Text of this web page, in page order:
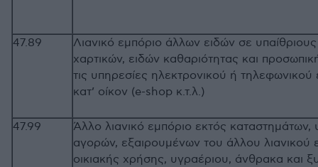
47.89
Λιανικό εμπόριο άλλων ειδών σε
χαρτικών, ειδών καθαριότητας και
τις υπηρεσίες ηλεκτρονικού ή
κατ’ οίκον (e-shop κ.τ.λ.)
47.99
Άλλο λιανικό εμπόριο εκτός
αγορών, εξαιρουμένων του άλλου λιανικού
οικιακής χρήσης, υγραέριου, άνθρακα και